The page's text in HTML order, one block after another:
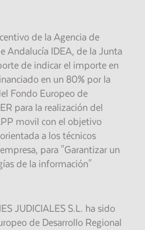
de la Agencia de
Andalucía IDEA, de la Junta
de indicar el importe en
en un 80% por la
Fondo Europeo de
para la realización del
movil con el objetivo
a los técnicos
para "Garantizar un
de la información"
JUDICIALES S.L. ha sido
de Desarrollo Regional